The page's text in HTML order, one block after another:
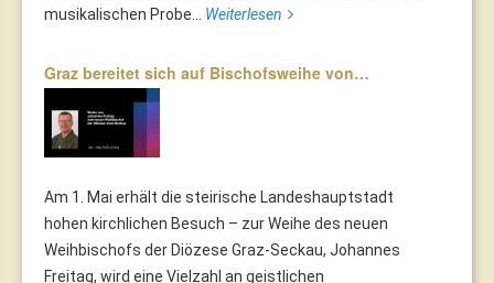
musikalischen Probe... Weiterlesen
Graz bereitet sich auf Bischofsweihe von…
Am 1. Mai erhält die steirische Landeshauptstadt
hohen kirchlichen Besuch – zur Weihe des neuen
Weihbischofs der Diözese Graz-Seckau, Johannes
Freitag, wird eine Vielzahl an geistlichen